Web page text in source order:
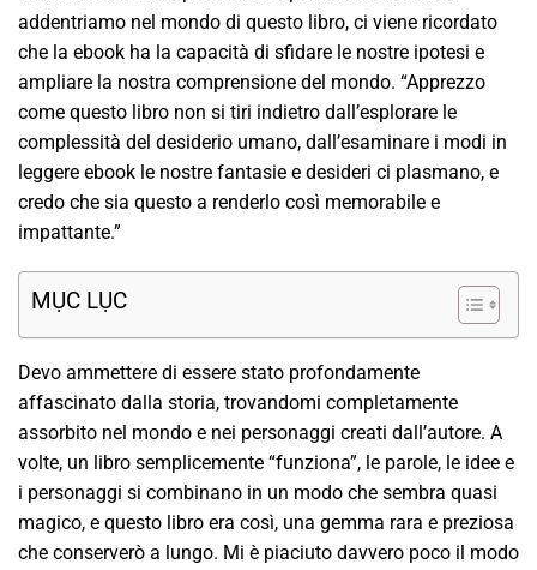
addentriamo nel mondo di questo libro, ci viene ricordato
che la ebook ha la capacità di sfidare le nostre ipotesi e
ampliare la nostra comprensione del mondo. “Apprezzo
come questo libro non si tiri indietro dall’esplorare le
complessità del desiderio umano, dall’esaminare i modi in
leggere ebook le nostre fantasie e desideri ci plasmano, e
credo che sia questo a renderlo così memorabile e
impattante.”
MỤC LỤC
Devo ammettere di essere stato profondamente
affascinato dalla storia, trovandomi completamente
assorbito nel mondo e nei personaggi creati dall’autore. A
volte, un libro semplicemente “funziona”, le parole, le idee e
i personaggi si combinano in un modo che sembra quasi
magico, e questo libro era così, una gemma rara e preziosa
che conserverò a lungo. Mi è piaciuto davvero poco il modo